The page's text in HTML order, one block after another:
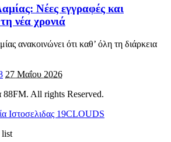
Νέες εγγραφές και
νέα χρονιά
ανακοινώνει ότι καθ’ όλη τη διάρκεια
27 Μαΐου 2026
All rights Reserved.
Ιστοσελιδας 19CLOUDS
list